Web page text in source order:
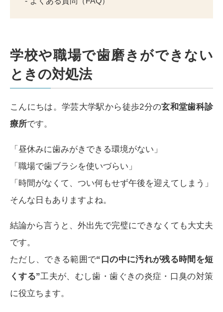
学校や職場で歯磨きができない
ときの対処法
こんにちは。学芸大学駅から徒歩2分の玄和堂歯科診
療所です。
「昼休みに歯みがきできる環境がない」
「職場で歯ブラシを使いづらい」
「時間がなくて、つい何もせず午後を迎えてしまう」
そんな日もありますよね。
結論から言うと、外出先で完璧にできなくても大丈夫
です。
ただし、できる範囲で“口の中に汚れが残る時間を短
くする”工夫が、むし歯・歯ぐきの炎症・口臭の対策
に役立ちます。